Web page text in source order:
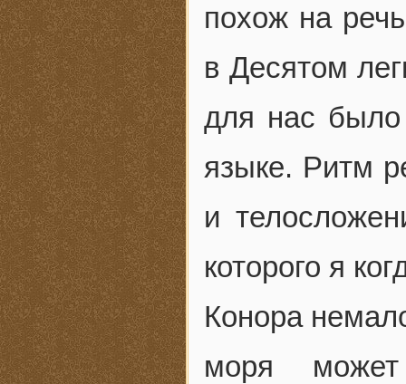
похож на
в Десятом
для нас было
языке. Ритм
и
которого я
Конора
моря